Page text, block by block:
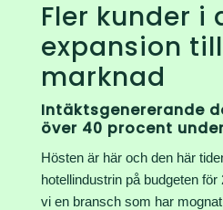
Fler kunder i
expansion
marknad
Intäktsgenererande
över 40 procent
Hösten är här och den här
hotellindustrin på budgeten
vi en bransch som har